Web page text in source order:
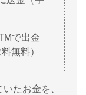
で出金
無料）
たお金を、